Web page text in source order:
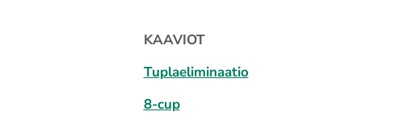
KAAVIOT
Tuplaeliminaatio
8-cup